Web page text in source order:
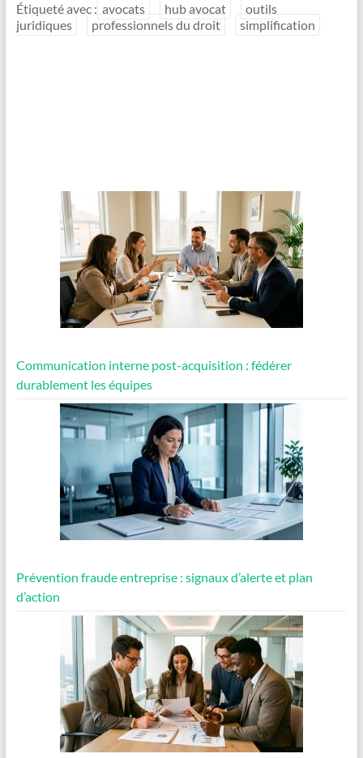
Étiqueté avec : avocats hub avocat
outils
juridiques
professionnels du droit simplification
Communication interne post-acquisition : fédérer
durablement les équipes
Prévention fraude entreprise : signaux d’alerte et plan
d’action